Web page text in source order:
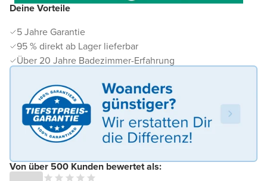
Deine Vorteile
5 Jahre Garantie
95 % direkt ab Lager lieferbar
Über 20 Jahre Badezimmer-Erfahrung
Von über 500 Kunden bewertet als: